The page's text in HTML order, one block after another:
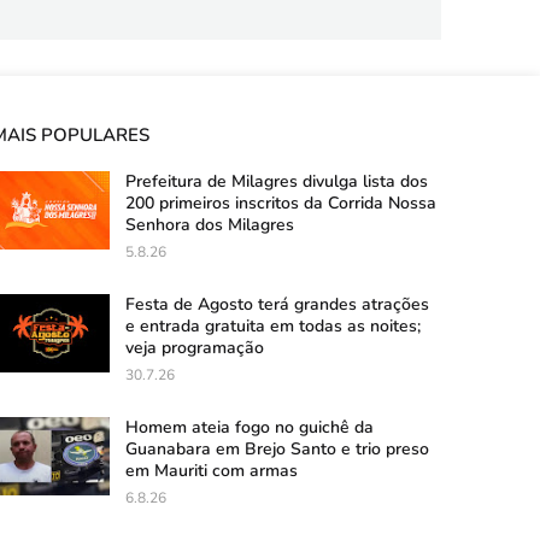
POPULARES
Prefeitura de Milagres divulga lista dos
200 primeiros inscritos da Corrida Nossa
Senhora dos Milagres
5.8.26
Festa de Agosto terá grandes atrações
e entrada gratuita em todas as noites;
veja programação
30.7.26
Homem ateia fogo no guichê da
Guanabara em Brejo Santo e trio preso
em Mauriti com armas
6.8.26